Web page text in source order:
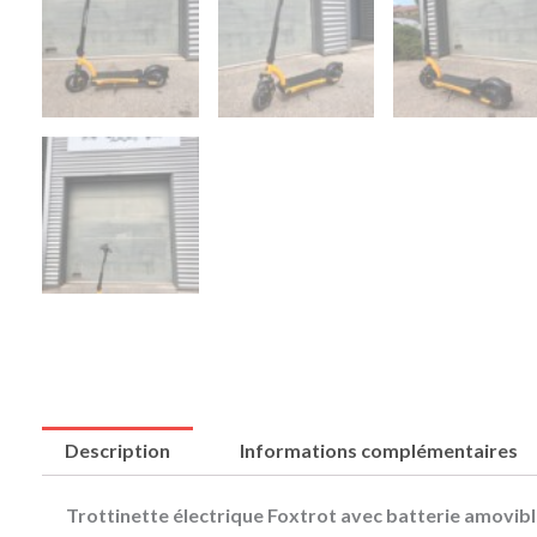
Description Informations complémentaires
Trottinette électrique Foxtrot avec batterie